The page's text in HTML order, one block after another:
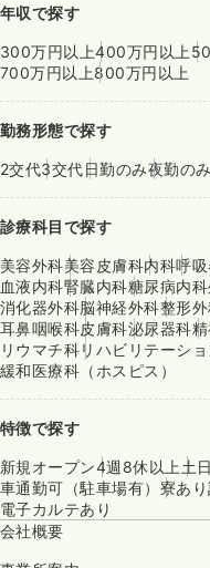
年収で探す
300万円以上400万円以上
700万円以上800万円以上
勤務形態で探す
2交代3交代日勤のみ夜勤のみ
診療科目で探す
美容外科美容皮膚科内科呼
血液内科腎臓内科糖尿病内科
消化器外科脳神経外科整形
耳鼻咽喉科皮膚科泌尿器科
リウマチ科リハビリテーシ
緩和医療科（ホスピス）
特徴で探す
新規オープン4週8休以上 土
車通勤可（駐車場有） 寮あり
電子カルテあり
会社概要